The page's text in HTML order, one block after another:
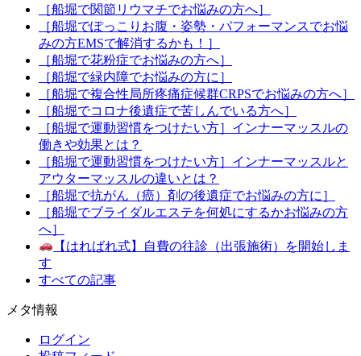
［船堀で関節リウマチでお悩みの方へ］
［船堀でぽっこりお腹・姿勢・パフォーマンスでお悩
みの方EMSで解消するかも！］
［船堀で花粉症でお悩みの方へ］
［船堀で緑内障でお悩みの方に］
［船堀で複合性局所疼痛症候群CRPSでお悩みの方へ］
［船堀でコロナ後遺症で苦しんでいる方へ］
［船堀で運動習慣をつけたい方］インナーマッスルの
働きや効果とは？
［船堀で運動習慣をつけたい方］インナーマッスルと
アウターマッスルの違いとは？
［船堀で抗がん（癌）剤の後遺症でお悩みの方に］
［船堀でブライダルエステを何処にするかお悩みの方
へ］
【はればれ式】自費の往診（出張施術）を開始しま
す
すべての記事
メタ情報
ログイン